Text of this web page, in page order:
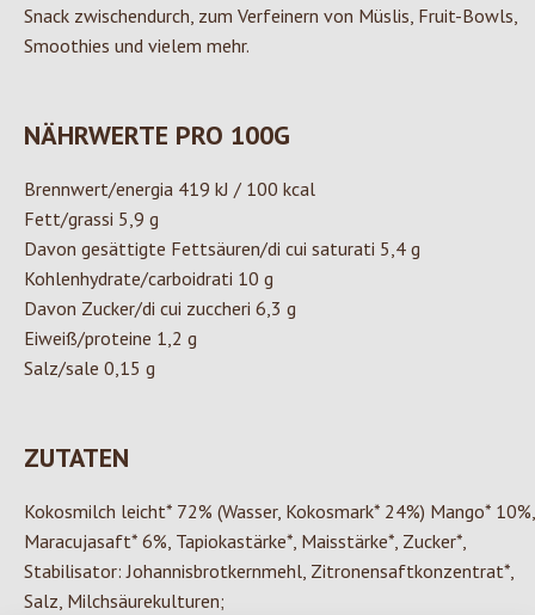
Snack zwischendurch, zum Verfeinern von Müslis, Fruit-Bowls,
Smoothies und vielem mehr.
NÄHRWERTE PRO 100G
Brennwert/energia 419 kJ / 100 kcal
Fett/grassi 5,9 g
Davon gesättigte Fettsäuren/di cui saturati 5,4 g
Kohlenhydrate/carboidrati 10 g
Davon Zucker/di cui zuccheri 6,3 g
Eiweiß/proteine 1,2 g
Salz/sale 0,15 g
ZUTATEN
Kokosmilch leicht* 72% (Wasser, Kokosmark* 24%) Mango* 10%,
Maracujasaft* 6%, Tapiokastärke*, Maisstärke*, Zucker*,
Stabilisator: Johannisbrotkernmehl, Zitronensaftkonzentrat*,
Salz, Milchsäurekulturen;